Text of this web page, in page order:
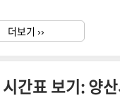
버스터미널의 고속버스 예
행하시면 손쉽게 원하는 시
더보기 ››
간표 보기: 양